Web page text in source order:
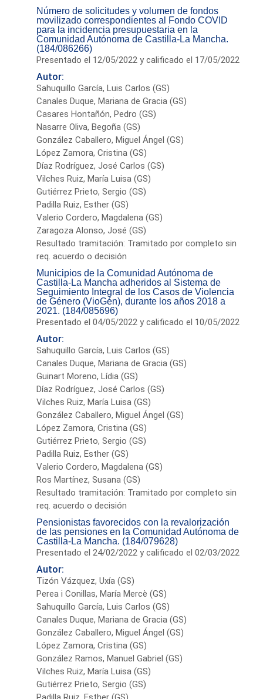
Número de solicitudes y volumen de fondos
movilizado correspondientes al Fondo COVID
para la incidencia presupuestaria en la
Comunidad Autónoma de Castilla-La Mancha.
(184/086266)
Presentado el 12/05/2022 y calificado el 17/05/2022
Autor:
Sahuquillo García, Luis Carlos (GS)
Canales Duque, Mariana de Gracia (GS)
Casares Hontañón, Pedro (GS)
Nasarre Oliva, Begoña (GS)
González Caballero, Miguel Ángel (GS)
López Zamora, Cristina (GS)
Díaz Rodríguez, José Carlos (GS)
Vilches Ruiz, María Luisa (GS)
Gutiérrez Prieto, Sergio (GS)
Padilla Ruiz, Esther (GS)
Valerio Cordero, Magdalena (GS)
Zaragoza Alonso, José (GS)
Resultado tramitación: Tramitado por completo sin
req. acuerdo o decisión
Municipios de la Comunidad Autónoma de
Castilla-La Mancha adheridos al Sistema de
Seguimiento Integral de los Casos de Violencia
de Género (VioGén), durante los años 2018 a
2021. (184/085696)
Presentado el 04/05/2022 y calificado el 10/05/2022
Autor:
Sahuquillo García, Luis Carlos (GS)
Canales Duque, Mariana de Gracia (GS)
Guinart Moreno, Lídia (GS)
Díaz Rodríguez, José Carlos (GS)
Vilches Ruiz, María Luisa (GS)
González Caballero, Miguel Ángel (GS)
López Zamora, Cristina (GS)
Gutiérrez Prieto, Sergio (GS)
Padilla Ruiz, Esther (GS)
Valerio Cordero, Magdalena (GS)
Ros Martínez, Susana (GS)
Resultado tramitación: Tramitado por completo sin
req. acuerdo o decisión
Pensionistas favorecidos con la revalorización
de las pensiones en la Comunidad Autónoma de
Castilla-La Mancha. (184/079628)
Presentado el 24/02/2022 y calificado el 02/03/2022
Autor:
Tizón Vázquez, Uxía (GS)
Perea i Conillas, María Mercè (GS)
Sahuquillo García, Luis Carlos (GS)
Canales Duque, Mariana de Gracia (GS)
González Caballero, Miguel Ángel (GS)
López Zamora, Cristina (GS)
González Ramos, Manuel Gabriel (GS)
Vilches Ruiz, María Luisa (GS)
Gutiérrez Prieto, Sergio (GS)